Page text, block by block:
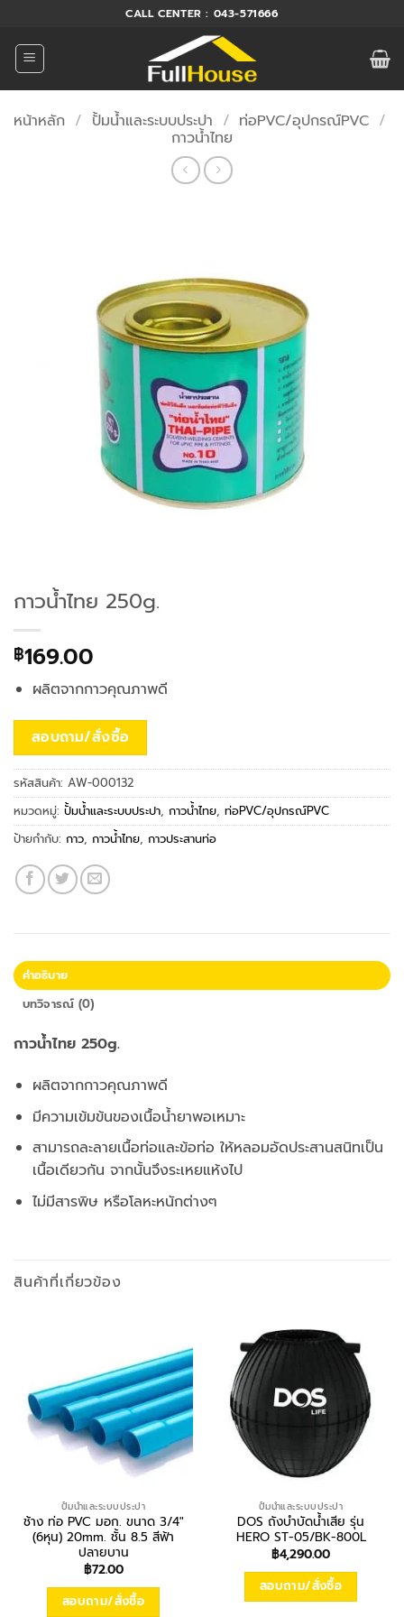
ยัง
เนื้อหา
CALL CENTER : 043-571666
หน้าหลัก / ปั้มน้ำและระบบประปา / ท่อPVC/อุปกรณ์PVC /
กาวน้ำไทย
กาวน้ำไทย 250g.
฿169.00
ผลิตจากกาวคุณภาพดี
สอบถาม/สั่งซื้อ
รหัสสินค้า: AW-000132
หมวดหมู่: ปั้มน้ำและระบบประปา, กาวน้ำไทย, ท่อPVC/อุปกรณ์PVC
ป้ายกำกับ: กาว, กาวน้ำไทย, กาวประสานท่อ
คำอธิบาย
บทวิจารณ์ (0)
กาวน้ำไทย 250g.
ผลิตจากกาวคุณภาพดี
มีความเข้มข้นของเนื้อน้ำยาพอเหมาะ
สามารถละลายเนื้อท่อและข้อท่อ ให้หลอมอัดประสานสนิทเป็น
เนื้อเดียวกัน จากนั้นจึงระเหยแห้งไป
ไม่มีสารพิษ หรือโลหะหนักต่างๆ
สินค้าที่เกี่ยวข้อง
ปั้มน้ำและระบบประปา
ช้าง ท่อ PVC มอก. ขนาด 3/4″
(6หุน) 20mm. ชั้น 8.5 สีฟ้า
ปลายบาน
฿72.00
สอบถาม/สั่งซื้อ
ปั้มน้ำและระบบประปา
DOS ถังบำบัดน้ำเสีย รุ่น
HERO ST-05/BK-800L
฿4,290.00
สอบถาม/สั่งซื้อ